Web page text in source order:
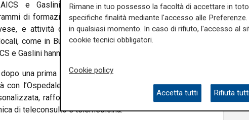
e Gaslini si realizzerà attraverso un approccio
di formazione on-the-job nei Paesi beneficiari, stage
e attività di capacity building disegnate sui bisogni
come in Burkina Faso e Niger, due dei paesi Prioritari
e Gaslini hanno già avviato l’operatività in questi ambiti.
una prima missione esplorativa, sono state avviate le
con l’Ospedale Pediatrico “Issaka Gazobi” a Niamey che
rafforzamento delle strutture e capacità locali e
di teleconsulto e telemedicina.
Rimane in tuo possesso la facoltà di accettare in
specifiche finalità mediante l'accesso alle
in qualsiasi momento. In caso di rifiuto, l'accesso al
cookie tecnici obbligatori.
Cookie policy
Accetta tutti Rifiuta